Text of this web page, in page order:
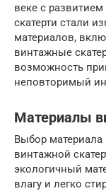
веке с
скатерти стали
материалов,
винтажные
возможность
неповторимый
Материалы
Выбор
винтажной
экологичный
влагу и легко